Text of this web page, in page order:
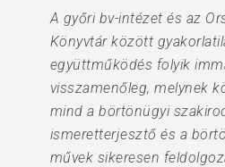
A győri bv-intézet és az
Könyvtár között
együttműködés folyik
visszamenőleg, melynek
mind a börtönügyi
ismeretterjesztő és a
művek sikeresen